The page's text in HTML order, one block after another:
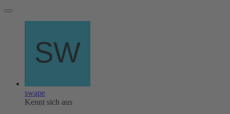
swape
Kennt sich aus